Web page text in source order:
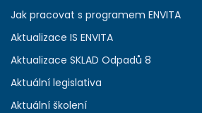
Jak pracovat s programem ENVITA
Aktualizace IS ENVITA
Aktualizace SKLAD Odpadů 8
Aktuální legislativa
Aktuální školení